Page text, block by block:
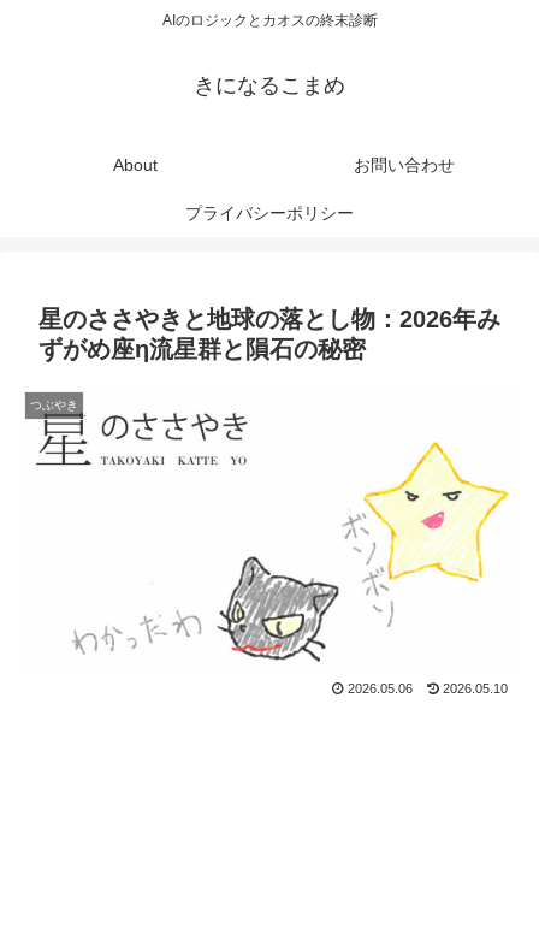
AIのロジックとカオスの終末診断
きになるこまめ
About お問い合わせ
プライバシーポリシー
星のささやきと地球の落とし物：2026年み
ずがめ座η流星群と隕石の秘密
つぶやき
2026.05.06 2026.05.10